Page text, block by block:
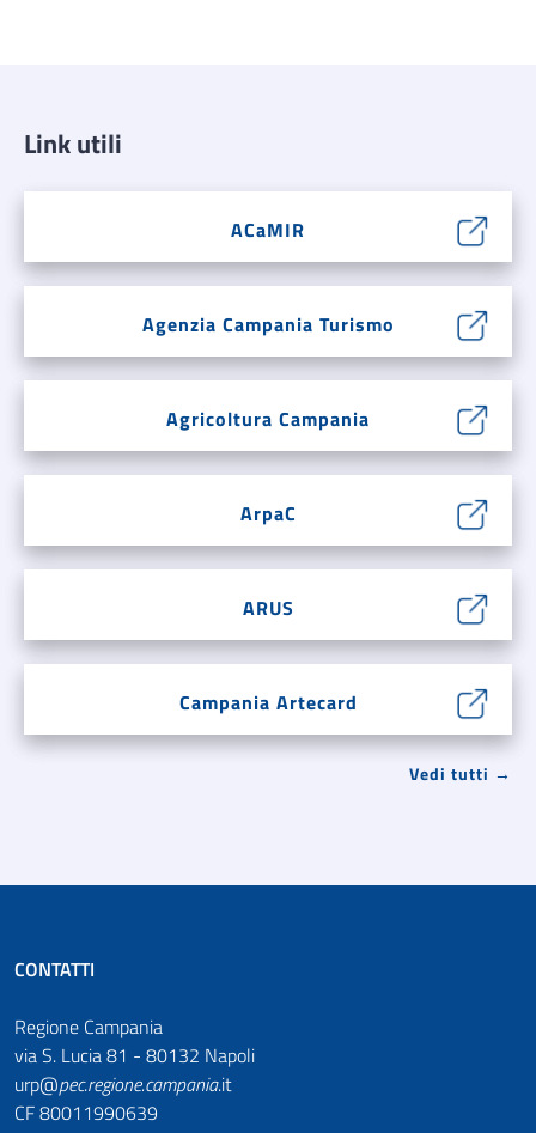
Link utili
ACaMIR
Agenzia Campania Turismo
Agricoltura Campania
ArpaC
ARUS
Campania Artecard
Vedi tutti →
CONTATTI
Regione Campania
via S. Lucia 81 - 80132 Napoli
urp@pec.regione.campania.it
CF 80011990639